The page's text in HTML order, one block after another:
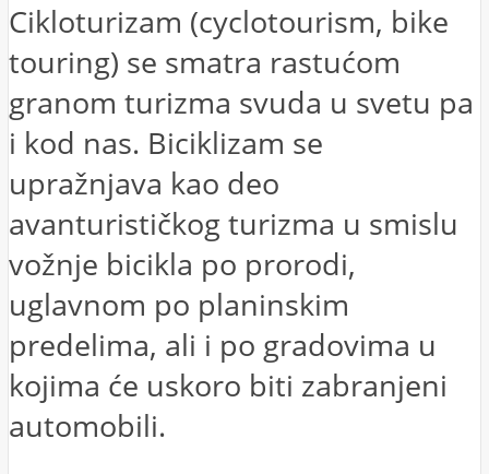
Cikloturizam (cyclotourism, bike
touring) se smatra rastućom
granom turizma svuda u svetu pa
i kod nas. Biciklizam se
upražnjava kao deo
avanturističkog turizma u smislu
vožnje bicikla po prorodi,
uglavnom po planinskim
predelima, ali i po gradovima u
kojima će uskoro biti zabranjeni
automobili.